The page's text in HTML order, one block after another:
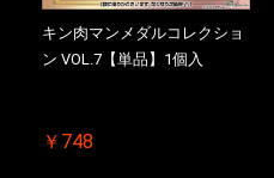
キン肉マンメダルコレクショ
ン VOL.7【単品】1個入
￥748